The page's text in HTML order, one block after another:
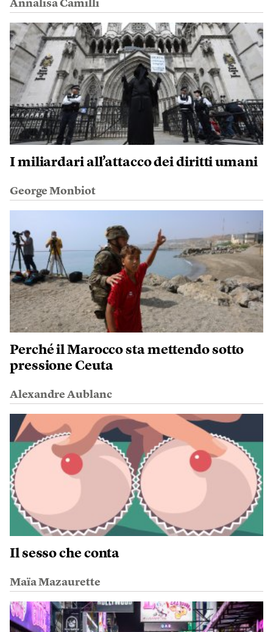
Annalisa Camilli
I miliardari all’attacco dei diritti umani
George Monbiot
Perché il Marocco sta mettendo sotto
pressione Ceuta
Alexandre Aublanc
Il sesso che conta
Maïa Mazaurette